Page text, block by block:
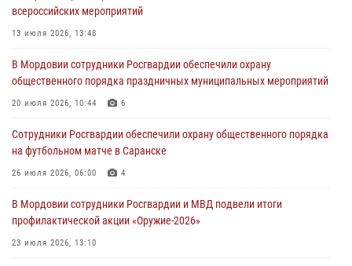
06 августа 2026, 07:03
незамедлительно
05 августа 2026, 15:04
подозреваемого в причинении телесных повреждений супруге
05 августа 2026, 12:34
всероссийских мероприятий
13 июля 2026, 13:48
В Мордовии сотрудники Росгвардии обеспечили охрану
общественного порядка праздничных муниципальных мероприятий
20 июля 2026, 10:44 6
Сотрудники Росгвардии обеспечили охрану общественного порядка
на футбольном матче в Саранске
26 июля 2026, 06:00 4
В Мордовии сотрудники Росгвардии и МВД подвели итоги
профилактической акции «Оружие‑2026»
23 июля 2026, 13:10